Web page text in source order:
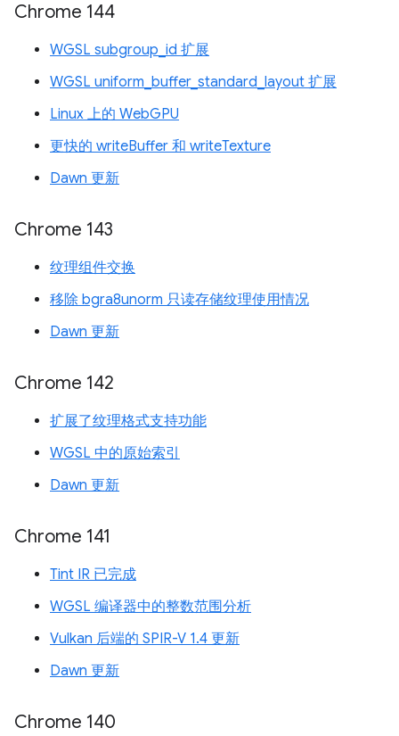
Chrome 144
WGSL subgroup_id 扩展
WGSL uniform_buffer_standard_layout 扩展
Linux 上的 WebGPU
更快的 writeBuffer 和 writeTexture
Dawn 更新
Chrome 143
纹理组件交换
移除 bgra8unorm 只读存储纹理使用情况
Dawn 更新
Chrome 142
扩展了纹理格式支持功能
WGSL 中的原始索引
Dawn 更新
Chrome 141
Tint IR 已完成
WGSL 编译器中的整数范围分析
Vulkan 后端的 SPIR-V 1.4 更新
Dawn 更新
Chrome 140